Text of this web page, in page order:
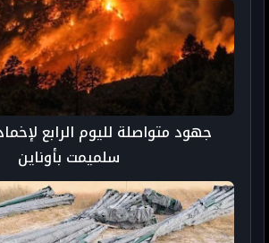
جهود متواصلة لليوم الرابع
سلميمت بأوناين